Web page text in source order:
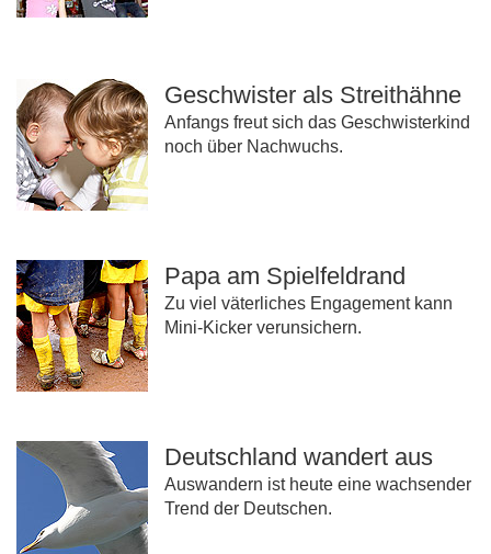
Geschwister als Streithähne
Anfangs freut sich das Geschwisterkind
noch über Nachwuchs.
Papa am Spielfeldrand
Zu viel väterliches Engagement kann
Mini-Kicker verunsichern.
Deutschland wandert aus
Auswandern ist heute eine wachsender
Trend der Deutschen.